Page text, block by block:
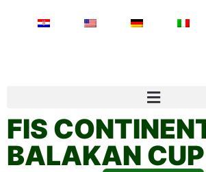
FIS
BALAKAN